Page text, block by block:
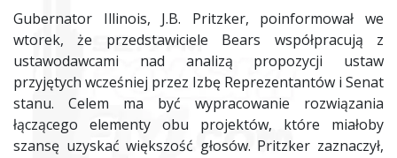
Gubernator Illinois, J.B. Pritzker, poinformował we
wtorek, że przedstawiciele Bears współpracują z
ustawodawcami nad analizą propozycji ustaw
przyjętych wcześniej przez Izbę Reprezentantów i Senat
stanu. Celem ma być wypracowanie rozwiązania
łączącego elementy obu projektów, które miałoby
szansę uzyskać większość głosów. Pritzker zaznaczył,